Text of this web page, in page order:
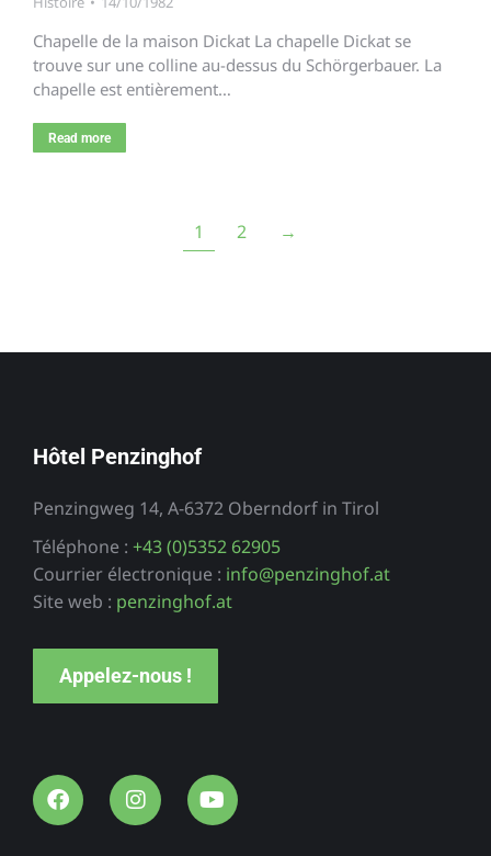
Chapelle de la maison Dickat La chapelle Dickat se
trouve sur une colline au-dessus du Schörgerbauer. La
chapelle est entièrement…
Read more
1 2 →
Hôtel Penzinghof
Penzingweg 14, A-6372 Oberndorf in Tirol
Téléphone : +43 (0)5352 62905
Courrier électronique : info@penzinghof.at
Site web : penzinghof.at
Appelez-nous !